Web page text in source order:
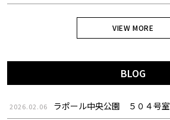
VIEW MORE
BLOG
2026.02.06 ラポール中央公園 ５０４号室